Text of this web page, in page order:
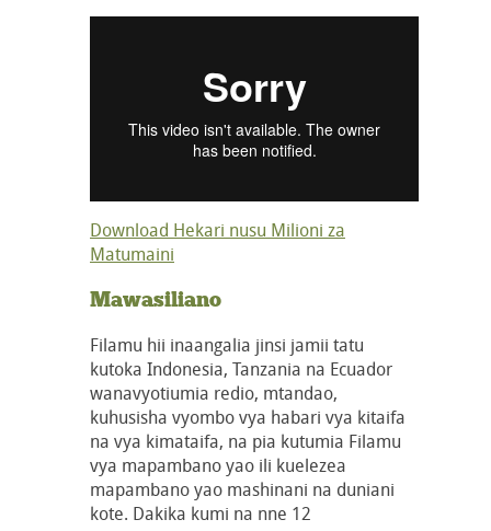
Download Hekari nusu Milioni za
Matumaini
Mawasiliano
Filamu hii inaangalia jinsi jamii tatu
kutoka Indonesia, Tanzania na Ecuador
wanavyotiumia redio, mtandao,
kuhusisha vyombo vya habari vya kitaifa
na vya kimataifa, na pia kutumia Filamu
vya mapambano yao ili kuelezea
mapambano yao mashinani na duniani
kote. Dakika kumi na nne 12